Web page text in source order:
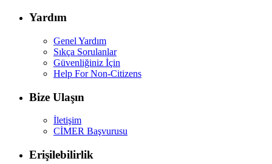
Yardım
Genel Yardım
Sıkça Sorulanlar
Güvenliğiniz İçin
Help For Non-Citizens
Bize Ulaşın
İletişim
CİMER Başvurusu
Erişilebilirlik